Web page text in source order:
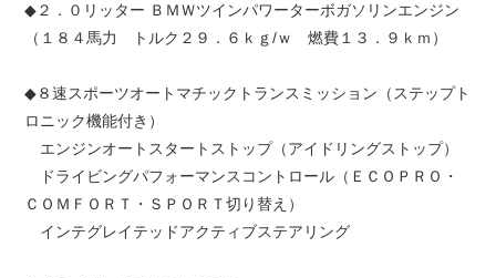
◆２．０リッター ＢＭＷツインパワーターボガソリンエンジン
（１８４馬力 トルク２９．６ｋｇ/ｗ 燃費１３．９ｋｍ）
◆８速スポーツオートマチックトランスミッション（ステップト
ロニック機能付き）
エンジンオートスタートストップ（アイドリングストップ）
ドライビングパフォーマンスコントロール（ＥＣＯＰＲＯ・
ＣＯＭＦＯＲＴ・ＳＰＯＲＴ切り替え）
インテグレイテッドアクティブステアリング